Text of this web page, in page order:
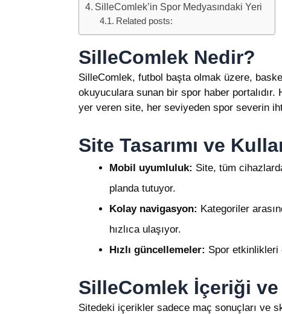
SilleComlek’in Spor Medyasındaki Yeri
Related posts:
SilleComlek Nedir?
SilleComlek, futbol başta olmak üzere,
okuyuculara sunan bir spor haber
yer veren site, her seviyeden spor severin
Site Tasarımı ve
Mobil uyumluluk: Site, tüm
planda tutuyor.
Kolay navigasyon: Kategoriler
hızlıca ulaşıyor.
Hızlı güncellemeler: Spor etkinlikleri
SilleComlek İçeriği
Sitedeki içerikler sadece maç sonuçları ve